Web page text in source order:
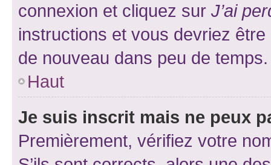
connexion et cliquez sur J’ai
instructions et vous devriez
de nouveau dans peu de temps.
Haut
Je suis inscrit mais ne peux
Premièrement, vérifiez votre